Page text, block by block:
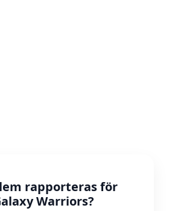
rapporteras för
Warriors?